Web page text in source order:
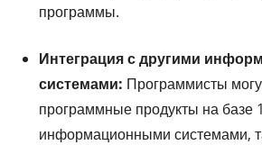
программы.
Интеграция с другими
системами: Программисты
программные продукты на базе
информационными системами,